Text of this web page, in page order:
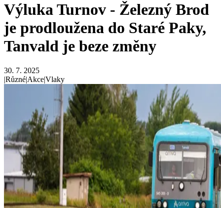
Výluka Turnov - Železný Brod
je prodloužena do Staré Paky,
Tanvald je beze změny
30. 7. 2025
|Různé|Akce|Vlaky